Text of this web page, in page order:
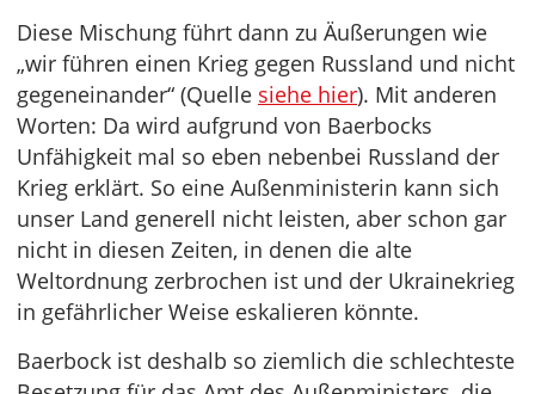
Diese Mischung führt dann zu Äußerungen wie
„wir führen einen Krieg gegen Russland und nicht
gegeneinander“ (Quelle siehe hier). Mit anderen
Worten: Da wird aufgrund von Baerbocks
Unfähigkeit mal so eben nebenbei Russland der
Krieg erklärt. So eine Außenministerin kann sich
unser Land generell nicht leisten, aber schon gar
nicht in diesen Zeiten, in denen die alte
Weltordnung zerbrochen ist und der Ukrainekrieg
in gefährlicher Weise eskalieren könnte.
Baerbock ist deshalb so ziemlich die schlechteste